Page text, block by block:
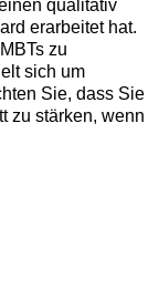
qualitativ
erarbeitet hat.
zu
sich um
Sie, dass Sie
zu stärken, wenn